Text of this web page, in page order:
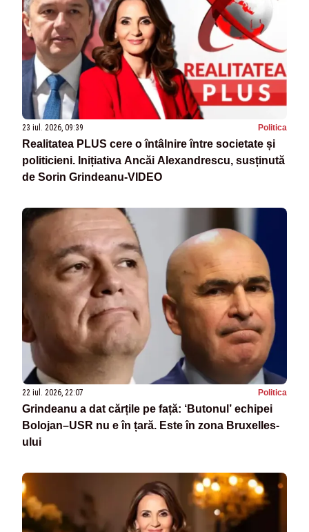
23 iul. 2026, 09:39 Politica
Realitatea PLUS cere o întâlnire între societate și
politicieni. Inițiativa Ancăi Alexandrescu, susținută
de Sorin Grindeanu-VIDEO
22 iul. 2026, 22:07 Politica
Grindeanu a dat cărțile pe față: ‘Butonul’ echipei
Bolojan–USR nu e în țară. Este în zona Bruxelles-
ului